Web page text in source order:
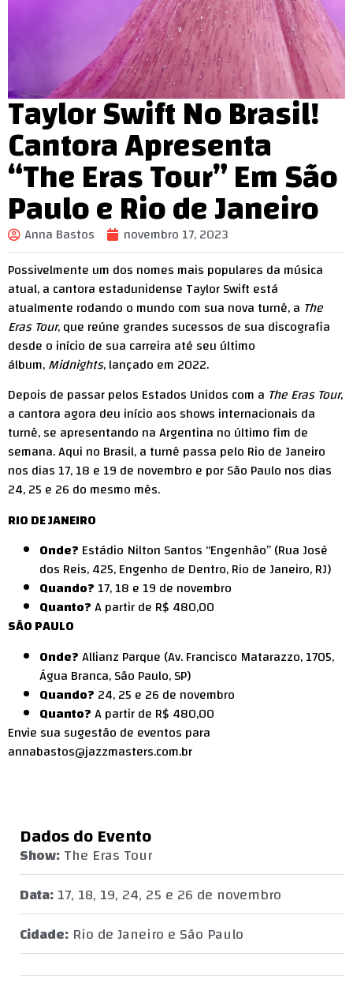
Taylor Swift No Brasil!
Cantora Apresenta
“The Eras Tour” Em São
Paulo e Rio de Janeiro
Anna Bastos
novembro 17, 2023
Possivelmente um dos nomes mais populares da música
atual, a cantora estadunidense Taylor Swift está
atualmente rodando o mundo com sua nova turnê, a The
Eras Tour, que reúne grandes sucessos de sua discografia
desde o início de sua carreira até seu último
álbum,Midnights, lançado em 2022.
Depois de passar pelos Estados Unidos com a The Eras Tour,
a cantora agora deu início aos shows internacionais da
turnê, se apresentando na Argentina no último fim de
semana. Aqui no Brasil, a turnê passa pelo Rio de Janeiro
nos dias 17, 18 e 19 de novembro e por São Paulo nos dias
24, 25 e 26 do mesmo mês.
RIO DE JANEIRO
Onde? Estádio Nilton Santos “Engenhão” (Rua José
dos Reis, 425, Engenho de Dentro, Rio de Janeiro, RJ)
Quando? 17, 18 e 19 de novembro
Quanto?A partir de R$ 480,00
SÃO PAULO
Onde?Allianz Parque (Av. Francisco Matarazzo, 1705,
Água Branca, São Paulo, SP)
Quando? 24, 25 e 26 de novembro
Quanto?A partir de R$ 480,00
Envie sua sugestão de eventos para
annabastos@jazzmasters.com.br
Dados do Evento
Show:The Eras Tour
Data:17, 18, 19, 24, 25 e 26 de novembro
Cidade: Rio de Janeiro e São Paulo